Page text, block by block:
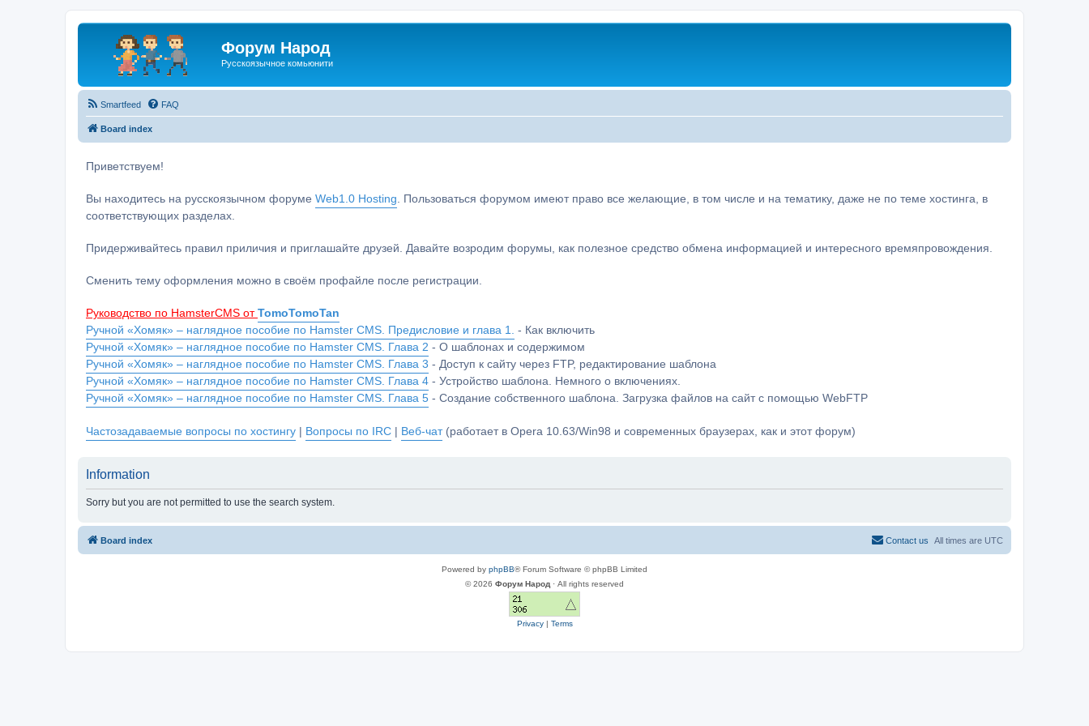
Форум Народ
Русскоязычное комьюнити
Smartfeed FAQ
Board index
Приветствуем!
Вы находитесь на русскоязычном форуме Web1.0 Hosting . Пользоваться форумом имеют право все желающие, в том числе и на тематику, даже не по теме хостинга, в
соответствующих разделах.
Придерживайтесь правил приличия и приглашайте друзей. Давайте возродим форумы, как полезное средство обмена информацией и интересного времяпровождения.
Сменить тему оформления можно в своём профайле после регистрации.
Руководство по HamsterCMS от TomoTomoTan
Ручной «Хомяк» – наглядное пособие по Hamster CMS. Предисловие и глава 1.
- Как включить
Ручной «Хомяк» – наглядное пособие по Hamster CMS. Глава 2 - О шаблонах и содержимом
Ручной «Хомяк» – наглядное пособие по Hamster CMS. Глава 3 - Доступ к сайту через FTP, редактирование шаблона
Ручной «Хомяк» – наглядное пособие по Hamster CMS. Глава 4 - Устройство шаблона. Немного о включениях.
Ручной «Хомяк» – наглядное пособие по Hamster CMS. Глава 5 - Создание собственного шаблона. Загрузка файлов на сайт с помощью WebFTP
Частозадаваемые вопросы по хостингу | Вопросы по IRC | Веб-чат(работает в Opera 10.63/Win98 и современных браузерах, как и этот форум)
Information
Sorry but you are not permitted to use the search system.
Board index All times are UTC
Contact us
Powered by phpBB® Forum Software © phpBB Limited
© 2026 Форум Народ · All rights reserved
Privacy| Terms